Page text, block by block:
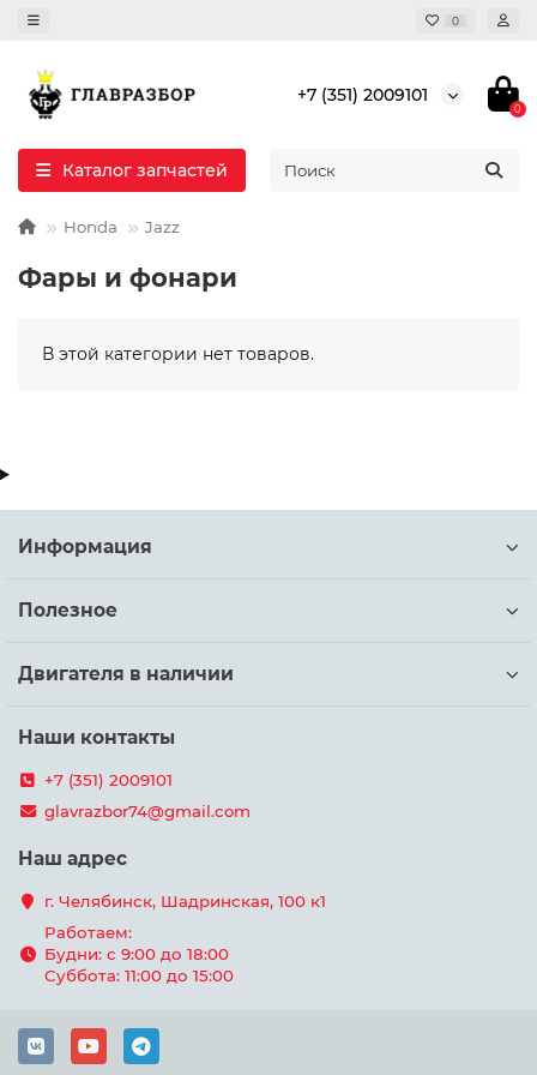
0
+7 (351) 2009101
0
Каталог запчастей
Honda Jazz
Фары и фонари
В этой категории нет товаров.
Информация
Полезное
Двигателя в наличии
Наши контакты
+7 (351) 2009101
glavrazbor74@gmail.com
Наш адрес
г. Челябинск, Шадринская, 100 к1
Работаем:
Будни: с 9:00 до 18:00
Суббота: 11:00 до 15:00